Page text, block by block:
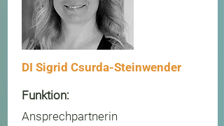
DI Sigrid Csurda-Steinwender
Funktion:
Ansprechpartnerin